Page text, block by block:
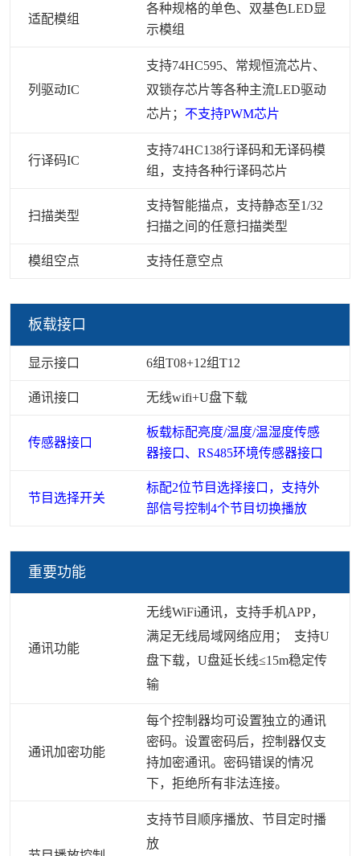
适配模组
各种规格的单色、双基色LED显
示模组
列驱动IC
支持74HC595、常规恒流芯片、
双锁存芯片等各种主流LED驱动
芯片； 不支持PWM芯片
行译码IC
支持74HC138行译码和无译码模
组，支持各种行译码芯片
扫描类型
支持智能描点，支持静态至1/32
扫描之间的任意扫描类型
模组空点 支持任意空点
板载接口
显示接口 6组T08+12组T12
通讯接口 无线wifi+U盘下载
传感器接口
板载标配亮度/温度/温湿度传感
器接口、RS485环境传感器接口
节目选择开关
标配2位节目选择接口，支持外
部信号控制4个节目切换播放
重要功能
通讯功能
无线WiFi通讯，支持手机APP，
满足无线局域网络应用； 支持U
盘下载，U盘延长线≤15m稳定传
输
通讯加密功能
每个控制器均可设置独立的通讯
密码。设置密码后，控制器仅支
持加密通讯。密码错误的情况
下，拒绝所有非法连接。
支持节目顺序播放、节目定时播
放